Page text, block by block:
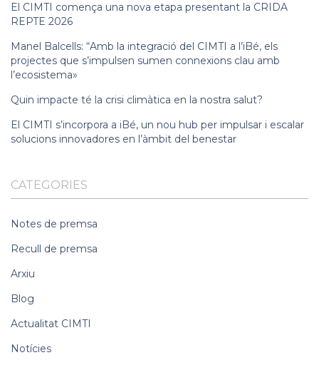
El CIMTI comença una nova etapa presentant la CRIDA
REPTE 2026
Manel Balcells: “Amb la integració del CIMTI a l’iBé, els
projectes que s’impulsen sumen connexions clau amb
l’ecosistema»
Quin impacte té la crisi climàtica en la nostra salut?
El CIMTI s’incorpora a iBé, un nou hub per impulsar i escalar
solucions innovadores en l’àmbit del benestar
CATEGORIES
Notes de premsa
Recull de premsa
Arxiu
Blog
Actualitat CIMTI
Notícies